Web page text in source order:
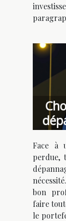
Face à
perdue,
bon
faire
le